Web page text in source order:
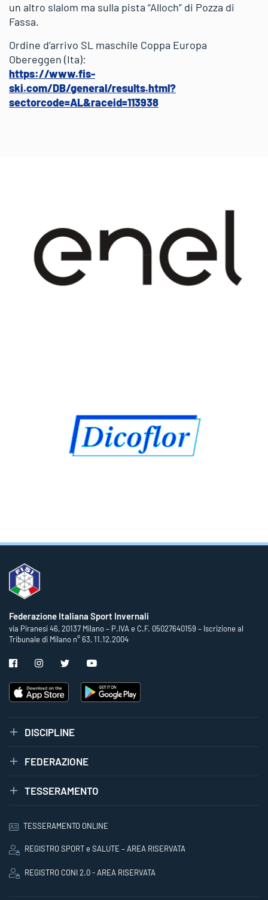
un altro slalom ma sulla pista “Alloch” di Pozza di
Fassa.
Ordine d’arrivo SL maschile Coppa Europa
Obereggen (Ita):
https://www.fis-
ski.com/DB/general/results.html?
sectorcode=AL&raceid=113938
Federazione Italiana Sport Invernali
via Piranesi 46, 20137 Milano – P.IVA e C.F. 05027640159 – Iscrizione al
Tribunale di Milano n° 63, 11.12.2004
DISCIPLINE
FEDERAZIONE
TESSERAMENTO
TESSERAMENTO ONLINE
REGISTRO SPORT e SALUTE – AREA RISERVATA
REGISTRO CONI 2.0 - AREA RISERVATA